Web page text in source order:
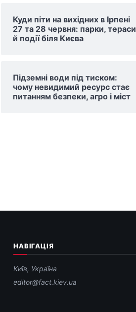
Куди піти на вихідних в Ірпені
27 та 28 червня: парки, тераси
й події біля Києва
Підземні води під тиском:
чому невидимий ресурс стає
питанням безпеки, агро і міст
НАВІГАЦІЯ
Київ, Україна
editor@fact.kiev.ua